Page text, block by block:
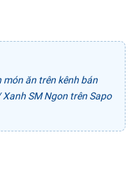
ăn trên kênh bán
SM Ngon trên Sapo